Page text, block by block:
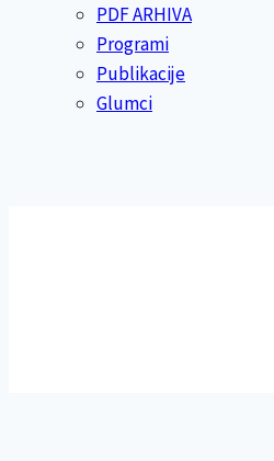
PDF ARHIVA
Programi
Publikacije
Glumci